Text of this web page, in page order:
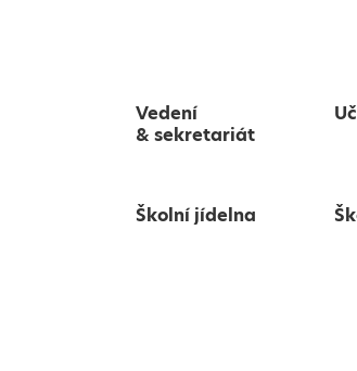
Vedení
& sekretariát
Školní jídelna